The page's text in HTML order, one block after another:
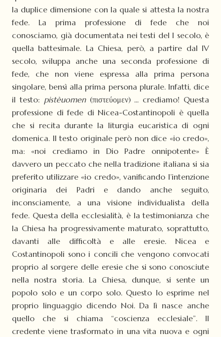
la duplice dimensione con la quale si attesta la nostra
fede. La prima professione di fede che noi
conosciamo, già documentata nei testi del I secolo, è
quella battesimale. La Chiesa, però, a partire dal IV
secolo, sviluppa anche una seconda professione di
fede, che non viene espressa alla prima persona
singolare, bensì alla prima persona plurale. Infatti, dice
il testo: pistèuomen(πιστεύομεν) ... crediamo! Questa
professione di fede di Nicea-Costantinopoli è quella
che si recita durante la liturgia eucaristica di ogni
domenica. Il testo originale però non dice «io credo»,
ma: «noi crediamo in Dio Padre onnipotente» È
davvero un peccato che nella tradizione italiana si sia
preferito utilizzare «io credo», vanificando l’intenzione
originaria dei Padri e dando anche seguito,
inconsciamente, a una visione individualista della
fede. Questa della ecclesialità, è la testimonianza che
la Chiesa ha progressivamente maturato, soprattutto,
davanti alle difficoltà e alle eresie. Nicea e
Costantinopoli sono i concili che vengono convocati
proprio al sorgere delle eresie che si sono conosciute
nella nostra storia. La Chiesa, dunque, si sente un
popolo solo e un corpo solo. Questo lo esprime nel
proprio linguaggio dicendo Noi. Da lì nasce anche
quello che si chiama “coscienza ecclesiale”. Il
credente viene trasformato in una vita nuova e ogni